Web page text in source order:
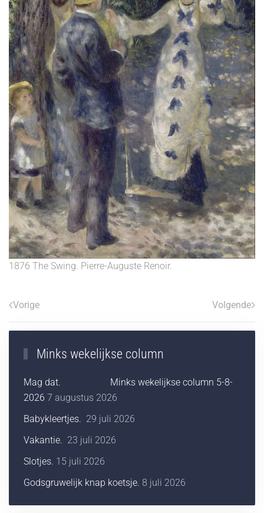
1876 The Swing. Pierre-Auguste Renoir.
Vorige Volgende
Minks wekelijkse column
Mag dat. Minks wekelijkse column 5-8-
2026 7 augustus 2026
Babykleertjes. 29 juli 2026
Vakantie. 23 juli 2026
Slotjes. 15 juli 2026
Godsgruwelijk knap koetsje. 8 juli 2026